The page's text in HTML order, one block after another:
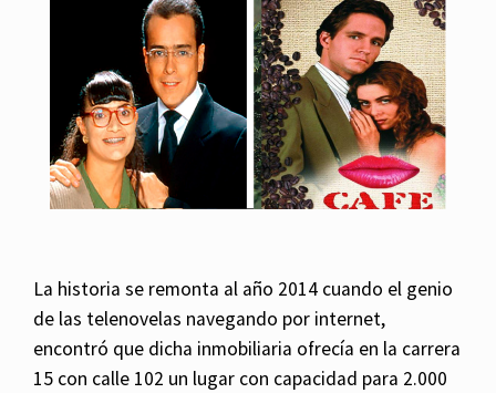
La historia se remonta al año 2014 cuando el genio
de las telenovelas navegando por internet,
encontró que dicha inmobiliaria ofrecía en la carrera
15 con calle 102 un lugar con capacidad para 2.000